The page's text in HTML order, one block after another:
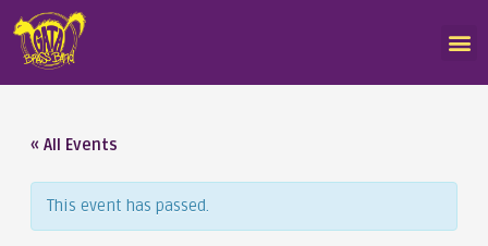
« All Events
This event has passed.